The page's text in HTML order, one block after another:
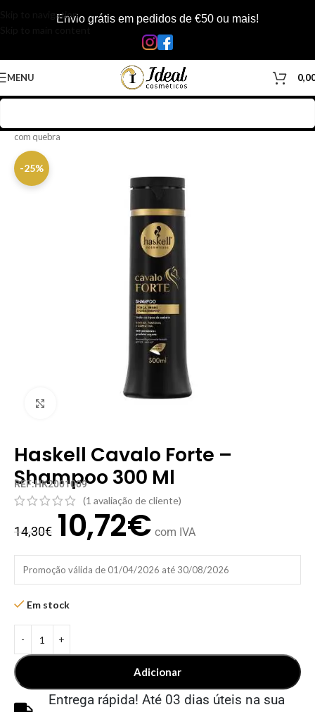
Skip to navigationEnvio grátis em pedidos de €50 ou mais!
MENU
com quebra
-25%
Haskell Cavalo Forte –
Shampoo 300 Ml
REF:HK2001009
(1 avaliação de cliente)
14,30€ 10,72€ com IVA
Promoção válida de 01/04/2026 até 30/08/2026
Em stock
Adicionar
Entrega rápida! Até 03 dias úteis na sua